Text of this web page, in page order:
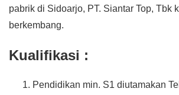
pabrik di Sidoarjo, PT. Siantar Top, Tbk
berkembang.
Kualifikasi :
Pendidikan min. S1 diutamakan